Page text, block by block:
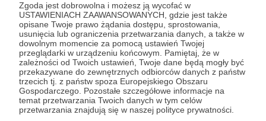
Zgoda jest dobrowolna i możesz ją wycofać w
USTAWIENIACH ZAAWANSOWANYCH, gdzie jest także
opisane Twoje prawo żądania dostępu, sprostowania,
usunięcia lub ograniczenia przetwarzania danych, a także w
dowolnym momencie za pomocą ustawień Twojej
przeglądarki w urządzeniu końcowym. Pamiętaj, że w
zależności od Twoich ustawień, Twoje dane będą mogły być
przekazywane do zewnętrznych odbiorców danych z państw
trzecich tj. z państw spoza Europejskiego Obszaru
Gospodarczego. Pozostałe szczegółowe informacje na
temat przetwarzania Twoich danych w tym celów
przetwarzania znajdują się w naszej polityce prywatności.
Mistycyzm Popkulturowy
Zobacz profil autora